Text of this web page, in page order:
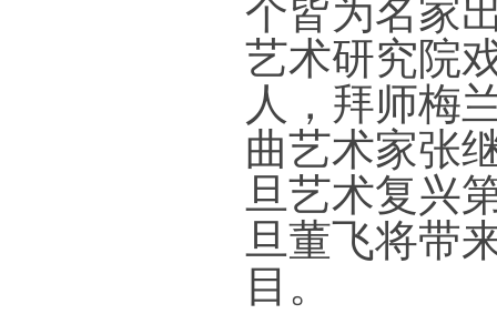
个皆为名家
艺术研究院
人，拜师梅
曲艺术家张
旦艺术复兴
旦董飞将带
目。